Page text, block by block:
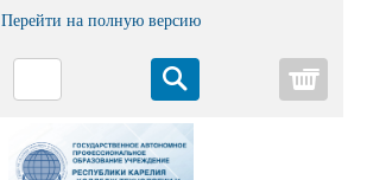
Перейти на полную версию